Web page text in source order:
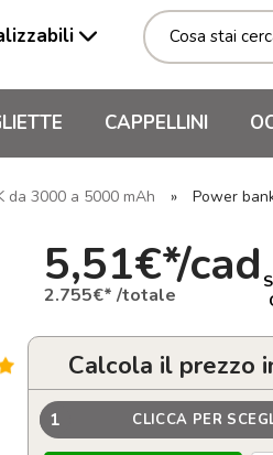
CAPPELLINI
da 3000 a 5000 mAh » Power
5,51€*/cad
2.755€* /totale
Calcola il prezzo
1 CLICCA PER